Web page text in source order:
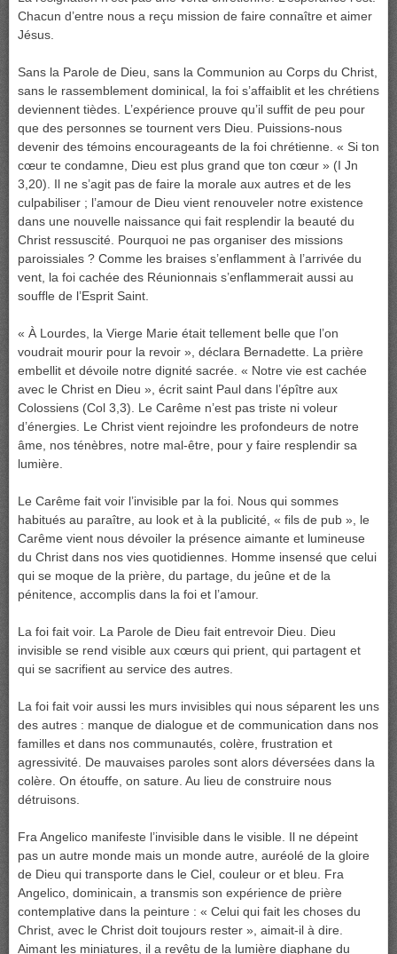
Chacun d’entre nous a reçu mission de faire connaître et aimer
Jésus.
Sans la Parole de Dieu, sans la Communion au Corps du Christ,
sans le rassemblement dominical, la foi s’affaiblit et les chrétiens
deviennent tièdes. L’expérience prouve qu’il suffit de peu pour
que des personnes se tournent vers Dieu. Puissions-nous
devenir des témoins encourageants de la foi chrétienne. « Si ton
cœur te condamne, Dieu est plus grand que ton cœur » (I Jn
3,20). Il ne s’agit pas de faire la morale aux autres et de les
culpabiliser ; l’amour de Dieu vient renouveler notre existence
dans une nouvelle naissance qui fait resplendir la beauté du
Christ ressuscité. Pourquoi ne pas organiser des missions
paroissiales ? Comme les braises s’enflamment à l’arrivée du
vent, la foi cachée des Réunionnais s’enflammerait aussi au
souffle de l’Esprit Saint.
« À Lourdes, la Vierge Marie était tellement belle que l’on
voudrait mourir pour la revoir », déclara Bernadette. La prière
embellit et dévoile notre dignité sacrée. « Notre vie est cachée
avec le Christ en Dieu », écrit saint Paul dans l’épître aux
Colossiens (Col 3,3). Le Carême n’est pas triste ni voleur
d’énergies. Le Christ vient rejoindre les profondeurs de notre
âme, nos ténèbres, notre mal-être, pour y faire resplendir sa
lumière.
Le Carême fait voir l’invisible par la foi. Nous qui sommes
habitués au paraître, au look et à la publicité, « fils de pub », le
Carême vient nous dévoiler la présence aimante et lumineuse
du Christ dans nos vies quotidiennes. Homme insensé que celui
qui se moque de la prière, du partage, du jeûne et de la
pénitence, accomplis dans la foi et l’amour.
La foi fait voir. La Parole de Dieu fait entrevoir Dieu. Dieu
invisible se rend visible aux cœurs qui prient, qui partagent et
qui se sacrifient au service des autres.
La foi fait voir aussi les murs invisibles qui nous séparent les uns
des autres : manque de dialogue et de communication dans nos
familles et dans nos communautés, colère, frustration et
agressivité. De mauvaises paroles sont alors déversées dans la
colère. On étouffe, on sature. Au lieu de construire nous
détruisons.
Fra Angelico manifeste l’invisible dans le visible. Il ne dépeint
pas un autre monde mais un monde autre, auréolé de la gloire
de Dieu qui transporte dans le Ciel, couleur or et bleu. Fra
Angelico, dominicain, a transmis son expérience de prière
contemplative dans la peinture : « Celui qui fait les choses du
Christ, avec le Christ doit toujours rester », aimait-il à dire.
Aimant les miniatures, il a revêtu de la lumière diaphane du